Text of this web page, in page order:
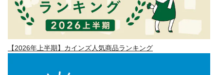
【2026年上半期】カインズ人気商品ランキング